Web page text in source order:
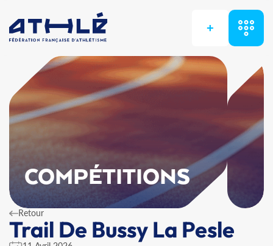
+
COMPÉTITIONS
Retour
Trail De Bussy La Pesle